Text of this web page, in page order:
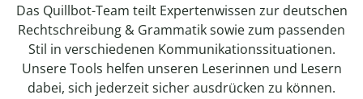
Das Quillbot-Team teilt Expertenwissen zur deutschen
Rechtschreibung & Grammatik sowie zum passenden
Stil in verschiedenen Kommunikationssituationen.
Unsere Tools helfen unseren Leserinnen und Lesern
dabei, sich jederzeit sicher ausdrücken zu können.